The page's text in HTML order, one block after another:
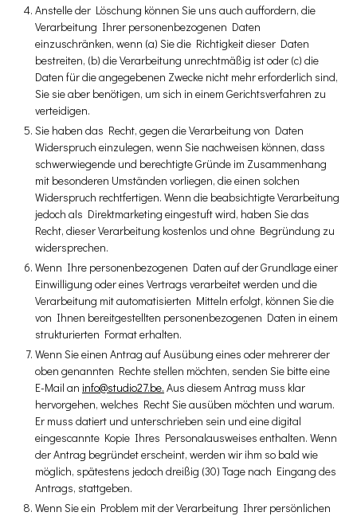
Anstelle der Löschung können Sie uns auch auffordern, die
Verarbeitung Ihrer personenbezogenen Daten
einzuschränken, wenn (a) Sie die Richtigkeit dieser Daten
bestreiten, (b) die Verarbeitung unrechtmäßig ist oder (c) die
Daten für die angegebenen Zwecke nicht mehr erforderlich sind,
Sie sie aber benötigen, um sich in einem Gerichtsverfahren zu
verteidigen.
Sie haben das Recht, gegen die Verarbeitung von Daten
Widerspruch einzulegen, wenn Sie nachweisen können, dass
schwerwiegende und berechtigte Gründe im Zusammenhang
mit besonderen Umständen vorliegen, die einen solchen
Widerspruch rechtfertigen. Wenn die beabsichtigte Verarbeitung
jedoch als Direktmarketing eingestuft wird, haben Sie das
Recht, dieser Verarbeitung kostenlos und ohne Begründung zu
widersprechen.
Wenn Ihre personenbezogenen Daten auf der Grundlage einer
Einwilligung oder eines Vertrags verarbeitet werden und die
Verarbeitung mit automatisierten Mitteln erfolgt, können Sie die
von Ihnen bereitgestellten personenbezogenen Daten in einem
strukturierten Format erhalten.
Wenn Sie einen Antrag auf Ausübung eines oder mehrerer der
oben genannten Rechte stellen möchten, senden Sie bitte eine
E-Mail an info@studio27.be. Aus diesem Antrag muss klar
hervorgehen, welches Recht Sie ausüben möchten und warum.
Er muss datiert und unterschrieben sein und eine digital
eingescannte Kopie Ihres Personalausweises enthalten. Wenn
der Antrag begründet erscheint, werden wir ihm so bald wie
möglich, spätestens jedoch dreißig (30) Tage nach Eingang des
Antrags, stattgeben.
Wenn Sie ein Problem mit der Verarbeitung Ihrer persönlichen